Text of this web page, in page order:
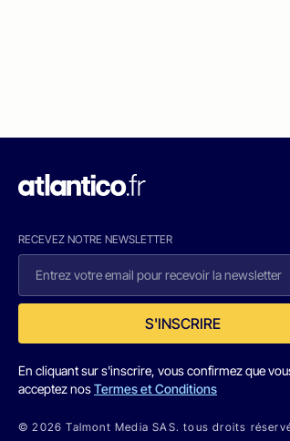
RECEVEZ NOTRE NEWSLETTER
S'INSCRIRE
En cliquant sur s'inscrire, vous confirmez que
acceptez nosTermes et Conditions
© 2026 Talmont Media SAS. tous droits